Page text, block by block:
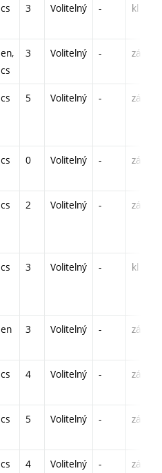
cs 3 Volitelný - kl
en,
cs
3 Volitelný - zá,zk
cs 5 Volitelný - zá
cs 0 Volitelný - zá
cs 2 Volitelný - zá
cs 3 Volitelný - kl
en 3 Volitelný - zá,zk
cs 4 Volitelný - zá
cs 5 Volitelný - zá,zk
cs 4 Volitelný - zá